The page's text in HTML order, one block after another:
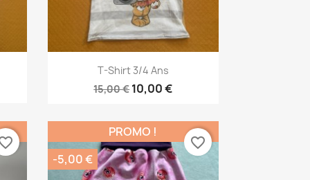
Aperçu rapide
T-Shirt 3/4 Ans
15,00 €10,00 €
PROMO !
-5,00 €
favorite_border